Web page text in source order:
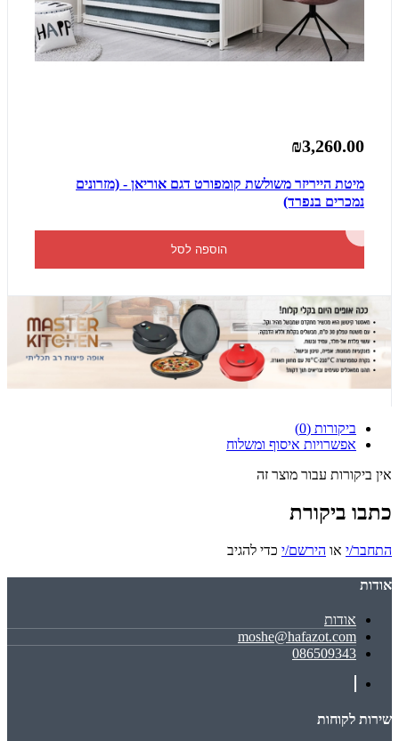
₪3,260.00
מיטת הייריזר משולשת קומפורט דגם אוריאן - (מזרונים
נמכרים בנפרד)
הוספה לסל
ביקורות (0)
אפשרויות איסוף ומשלוח
אין ביקורות עבור מוצר זה
כתבו ביקורת
התחבר/י או הירשם/י כדי להגיב
אודות
אודות
moshe@hafazot.com
086509343
שירות לקוחות